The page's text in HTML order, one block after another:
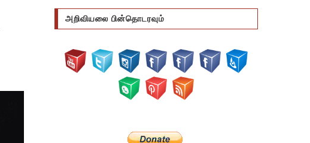
அறிவியலை பின்தொடரவும்